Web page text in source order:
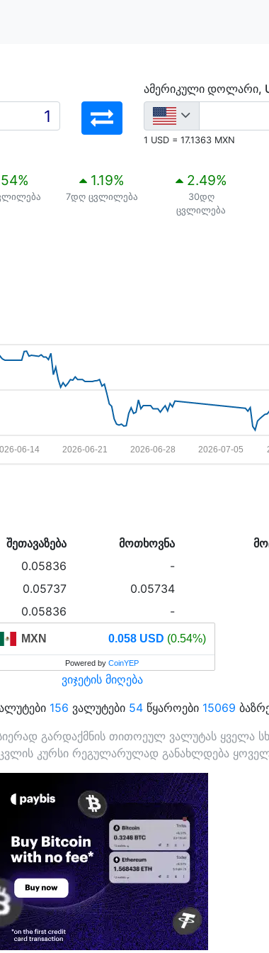
ამერიკული დოლარი,
1 USD = 17.1363 MXN
% 1.19%
7დღ ცვლილება
2.49%
30დღ
ცვლილება
2026-07-05
2026-06-28
2026-06-21
06-14
შეთავაზება მოთხოვნა
0.05836 -
0.05737 0.05734
0.05836 -
MXN 0.058 USD (0.54%)
Powered by CoinYEP
ვიჯეტის მიღება
156 ვალუტები 54წყაროები 15069
გარდაქმნის თითოეულ ვალუტას ყველა
კურსი რეგულარულად განახლდება